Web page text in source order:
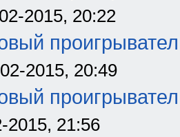
2015, 20:22
2015, 20:49
2015, 21:56